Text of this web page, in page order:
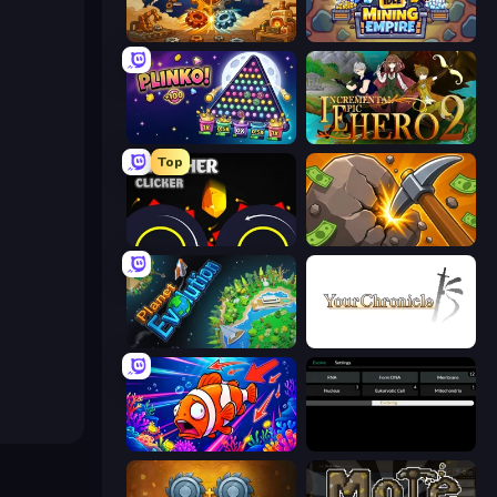
Gear Factory Idle Mining Empire
PLINKO! Incremental Epic Hero 2
Top
Crusher Clicker Mine Clicker
Planet Evolution: Idle Clicker
Fish Catch Idle